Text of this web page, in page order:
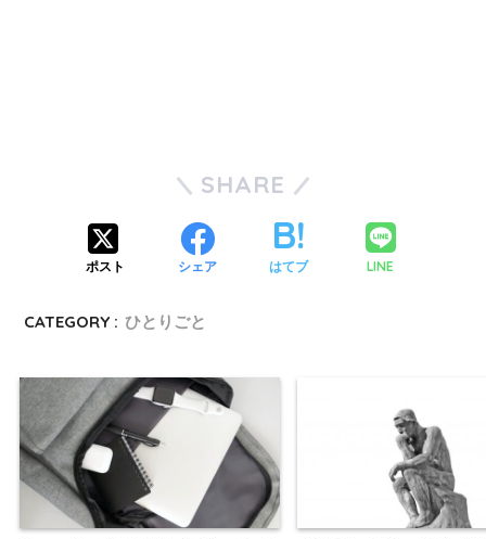
SHARE
ポスト シェア はてブ LINE
CATEGORY : ひとりごと